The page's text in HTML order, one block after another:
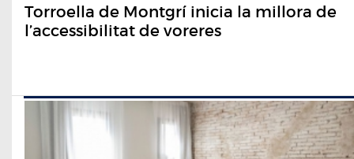
Torroella de Montgrí inicia la millora de
l’accessibilitat de voreres